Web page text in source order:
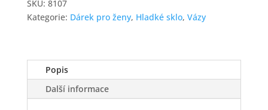
SKU: 8107
Kategorie: Dárek pro ženy, Hladké sklo, Vázy
Popis
Další informace